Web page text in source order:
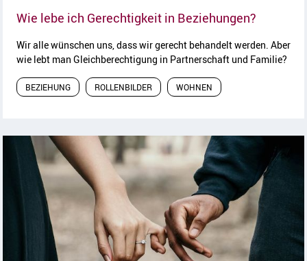
Wie lebe ich Gerechtigkeit in Beziehungen?
Wir alle wünschen uns, dass wir gerecht behandelt werden. Aber
wie lebt man Gleichberechtigung in Partnerschaft und Familie?
BEZIEHUNG ROLLENBILDER WOHNEN